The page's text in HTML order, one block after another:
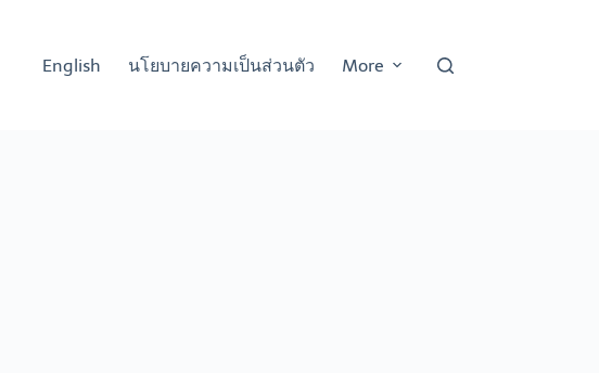
English นโยบายความเป็นส่วนตัว More